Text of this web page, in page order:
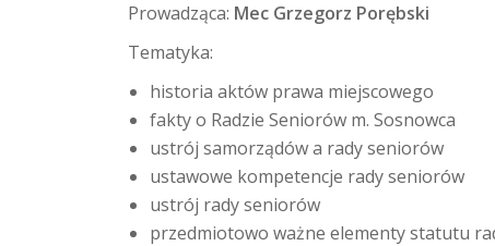
Prowadząca: Mec Grzegorz Porębski
Tematyka:
historia aktów prawa miejscowego
fakty o Radzie Seniorów m. Sosnowca
ustrój samorządów a rady seniorów
ustawowe kompetencje rady seniorów
ustrój rady seniorów
przedmiotowo ważne elementy statutu